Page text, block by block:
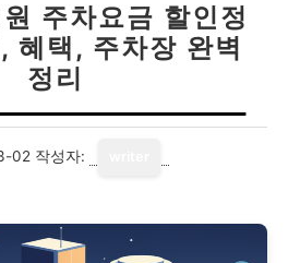
주차요금 할인정
혜택, 주차장 완벽
정리
02 작성자: